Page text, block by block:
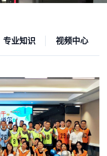
专业知识 视频中心